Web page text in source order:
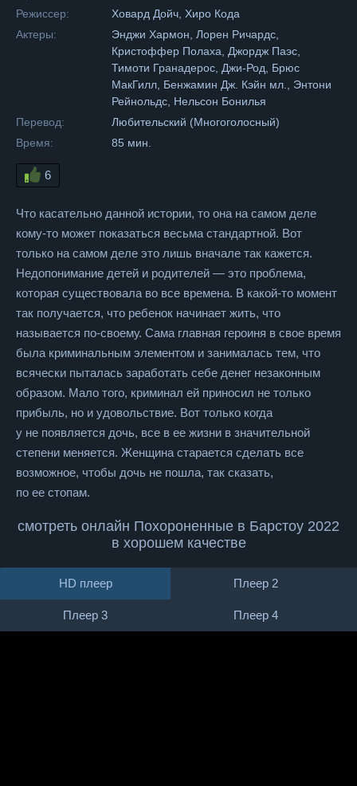
Режиссер:
Ховард Дойч, Хиро Кода
Актеры:
Энджи Хармон, Лорен Ричардс,
Кристоффер Полаха, Джордж Паэс,
Тимоти Гранадерос, Джи-Род, Брюс
МакГилл, Бенжамин Дж. Кэйн мл., Энтони
Рейнольдс, Нельсон Бонилья
Перевод:
Любительский (Многоголосный)
Время:
85 мин.
6
Что касательно данной истории, то она на самом деле
кому-то может показаться весьма стандартной. Вот
только на самом деле это лишь вначале так кажется.
Недопонимание детей и родителей — это проблема,
которая существовала во все времена. В какой-то момент
так получается, что ребенок начинает жить, что
называется по-своему. Сама главная героиня в свое время
была криминальным элементом и занималась тем, что
всячески пыталась заработать себе денег незаконным
образом. Мало того, криминал ей приносил не только
прибыль, но и удовольствие. Вот только когда
у не появляется дочь, все в ее жизни в значительной
степени меняется. Женщина старается сделать все
возможное, чтобы дочь не пошла, так сказать,
по ее стопам.
смотреть онлайн Похороненные в Барстоу 2022
в хорошем качестве
HD плеер Плеер 2
Плеер 3 Плеер 4